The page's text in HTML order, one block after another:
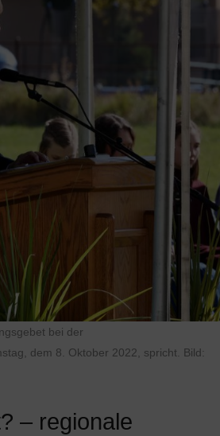
bei der
dem 8. Oktober 2022, spricht. Bild:
– regionale